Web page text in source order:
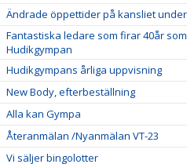
Ändrade öppettider på kansliet under
Fantastiska ledare som firar 40år
Hudikgympan
Hudikgympans årliga uppvisning
New Body, efterbeställning
Alla kan Gympa
Återanmälan /Nyanmälan VT-23
Vi säljer bingolotter